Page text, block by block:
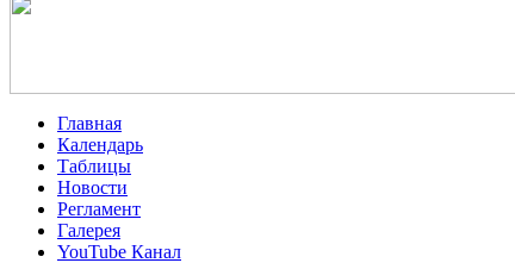
Главная
Календарь
Таблицы
Новости
Регламент
Галерея
YouTube Канал